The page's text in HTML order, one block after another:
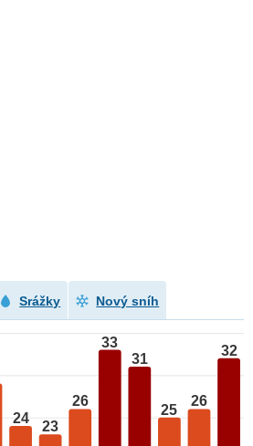
Srážky Nový sníh
24
23
26
33
31
25
26
32